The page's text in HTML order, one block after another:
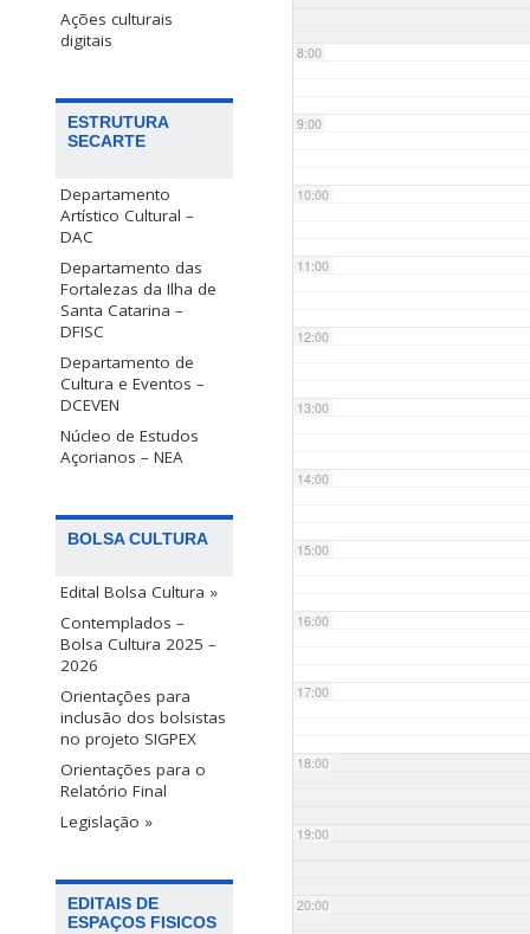
Ações culturais
digitais
ESTRUTURA
SECARTE
Departamento
Artístico Cultural –
DAC
Departamento das
Fortalezas da Ilha de
Santa Catarina –
DFISC
Departamento de
Cultura e Eventos –
DCEVEN
Núcleo de Estudos
Açorianos – NEA
BOLSA CULTURA
Edital Bolsa Cultura »
Contemplados –
Bolsa Cultura 2025 –
2026
Orientações para
inclusão dos bolsistas
no projeto SIGPEX
Orientações para o
Relatório Final
Legislação »
EDITAIS DE
ESPAÇOS FISICOS
8:00
9:00
10:00
11:00
12:00
13:00
14:00
15:00
16:00
17:00
18:00
19:00
20:00